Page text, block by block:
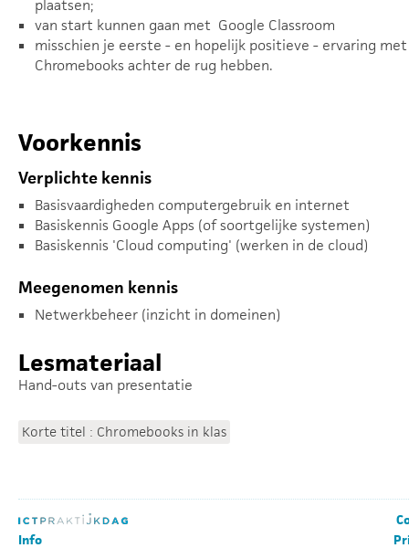
plaatsen;
van start kunnen gaan met Google Classroom
misschien je eerste - en hopelijk positieve - ervaring met
Chromebooks achter de rug hebben.
Voorkennis
Verplichte kennis
Basisvaardigheden computergebruik en internet
Basiskennis Google Apps (of soortgelijke systemen)
Basiskennis 'Cloud computing' (werken in de cloud)
Meegenomen kennis
Netwerkbeheer (inzicht in domeinen)
Lesmateriaal
Hand-outs van presentatie
Korte titel : Chromebooks in klas
Info